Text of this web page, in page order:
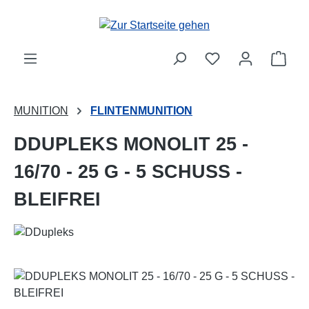
Zum Hauptinhalt springen
MUNITION FLINTENMUNITION
DDUPLEKS MONOLIT 25 -
16/70 - 25 G - 5 SCHUSS -
BLEIFREI